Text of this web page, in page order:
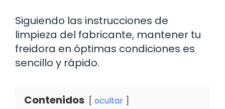
Siguiendo las instrucciones de
limpieza del fabricante, mantener tu
freidora en óptimas condiciones es
sencillo y rápido.
Contenidos ocultar